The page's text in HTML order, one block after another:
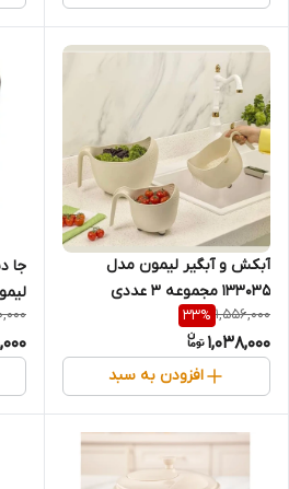
آبکش و آبگیر لیمون مدل
133035 مجموعه 3 عددی
1,556,000
33%
1,038,000
افزودن به سبد
جا